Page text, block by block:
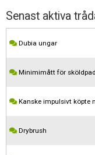
Senast aktiva
Dubia ungar
Minimimått för
Kanske impulsivt köpte
Drybrush